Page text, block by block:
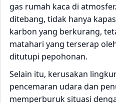
gas rumah kaca di
ditebang, tidak hanya
karbon yang berkurang,
matahari yang terserap
ditutupi pepohonan.
Selain itu, kerusakan
pencemaran udara dan
memperburuk situasi